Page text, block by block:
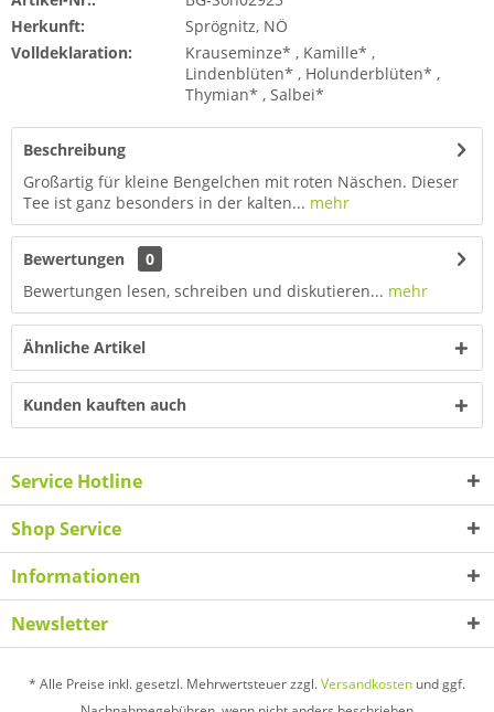
Herkunft:
Sprögnitz, NÖ
Volldeklaration:
Krauseminze* , Kamille* ,
Lindenblüten* , Holunderblüten* ,
Thymian* , Salbei*
Beschreibung
Großartig für kleine Bengelchen mit roten Näschen. Dieser
Tee ist ganz besonders in der kalten... mehr
Bewertungen
0
Bewertungen lesen, schreiben und diskutieren... mehr
Ähnliche Artikel
Kunden kauften auch
Service Hotline
Shop Service
Informationen
Newsletter
* Alle Preise inkl. gesetzl. Mehrwertsteuer zzgl.Versandkosten und ggf.